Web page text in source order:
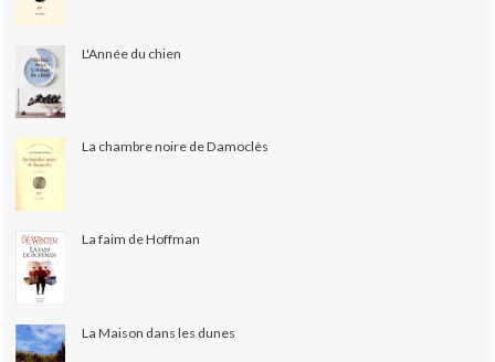
L'Année du chien
La chambre noire de Damoclès
La faim de Hoffman
La Maison dans les dunes